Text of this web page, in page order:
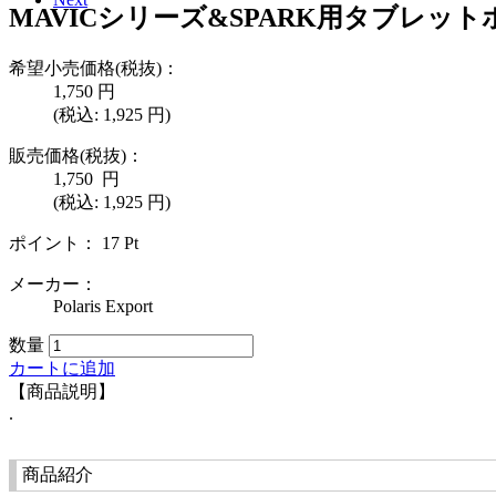
MAVICシリーズ&SPARK用タブレット
希望小売価格(税抜)：
1,750 円
(税込: 1,925 円)
販売価格(税抜)：
1,750 円
(税込: 1,925 円)
ポイント： 17 Pt
メーカー：
Polaris Export
数量
カートに追加
【商品説明】
.
商品紹介